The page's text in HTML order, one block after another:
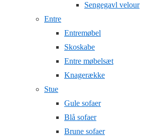
Sengegavl velour
Entre
Entremøbel
Skoskabe
Entre møbelsæt
Knagerække
Stue
Gule sofaer
Blå sofaer
Brune sofaer